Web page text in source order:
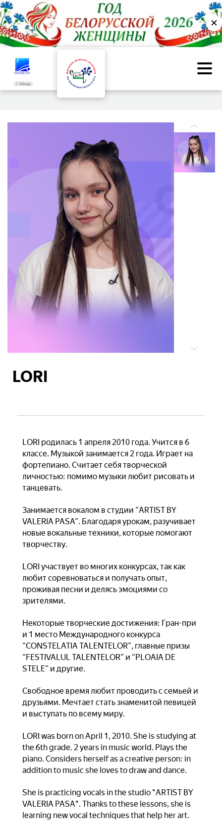
✕
Назад
LORI
LORI родилась 1 апреля 2010 года. Учится в 6
классе. Музыкой занимается 2 года. Играет на
фортепиано. Считает себя творческой
личностью: помимо музыки любит рисовать и
танцевать.
Занимается вокалом в студии “ARTIST BY
VALERIA PASA”. Благодаря урокам, разучивает
новые вокальные техники, которые помогают
творчеству.
LORI участвует во многих конкурсах, так как
любит соревноваться и получать опыт,
проживая песни и делясь эмоциями со
зрителями.
Некоторые творческие достижения: Гран-при
и 1 место Международного конкурса
“CONSTELATIA TALENTELOR”, главные призы
“FESTIVALUL TALENTELOR” и “PLOAIA DE
STELE” и другие.
Свободное время любит проводить с семьей и
друзьями. Мечтает стать знаменитой певицей
и выступать по всему миру.
LORI was born on April 1, 2010. She is studying at
the 6th grade. 2 years in music world. Plays the
piano. Considers herself as a creative person: in
addition to music she loves to draw and dance.
She is practicing vocals in the studio "ARTIST BY
VALERIA PASA". Thanks to these lessons, she is
learning new vocal techniques that help her art.